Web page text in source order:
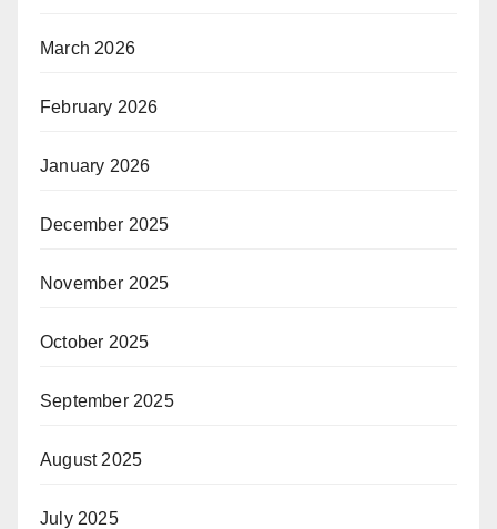
March 2026
February 2026
January 2026
December 2025
November 2025
October 2025
September 2025
August 2025
July 2025